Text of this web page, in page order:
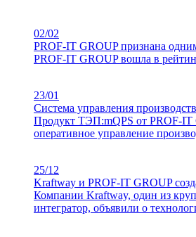
02/02
PROF-IT GROUP признана
PROF-IT GROUP вошла в
23/01
Система управления
Продукт ТЭП:mQРS от PROF-IT
оперативное управление
25/12
Kraftway и PROF-IT GROUP
Компании Kraftway, один из
интегратор, объявили о